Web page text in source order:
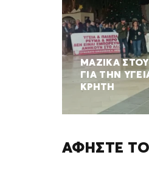
ΜΑΖΙΚΑ
ΓΙΑ ΤΗΝ
ΚΡΗΤΗ
ΑΦΉΣΤΕ